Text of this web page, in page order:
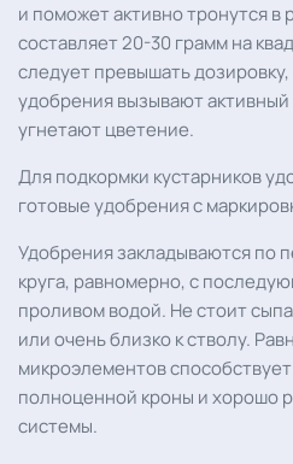
и поможет активно тронутся в
составляет 20-30 грамм на
следует превышать
удобрения вызывают
угнетают цветение.
Для подкормки кустарников
готовые удобрения с
Удобрения закладываются по
круга, равномерно, с
проливом водой. Не стоит
или очень близко к стволу.
микроэлементов
полноценной кроны и хорошо
системы.